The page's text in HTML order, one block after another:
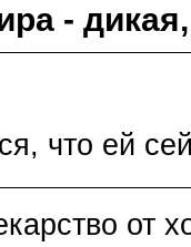
-
что ей
от